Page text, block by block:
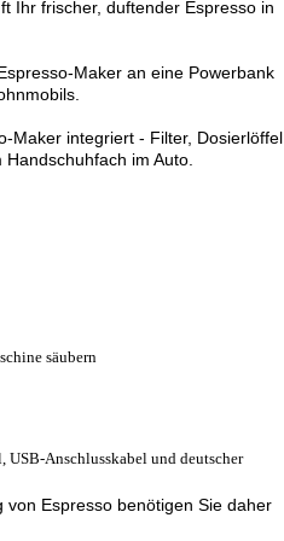
Ihr frischer, duftender Espresso in
Maker an eine Powerbank
Maker integriert - Filter, Dosierlöffel
im Auto.
säubern
USB-Anschlusskabel und deutscher
Espresso benötigen Sie daher